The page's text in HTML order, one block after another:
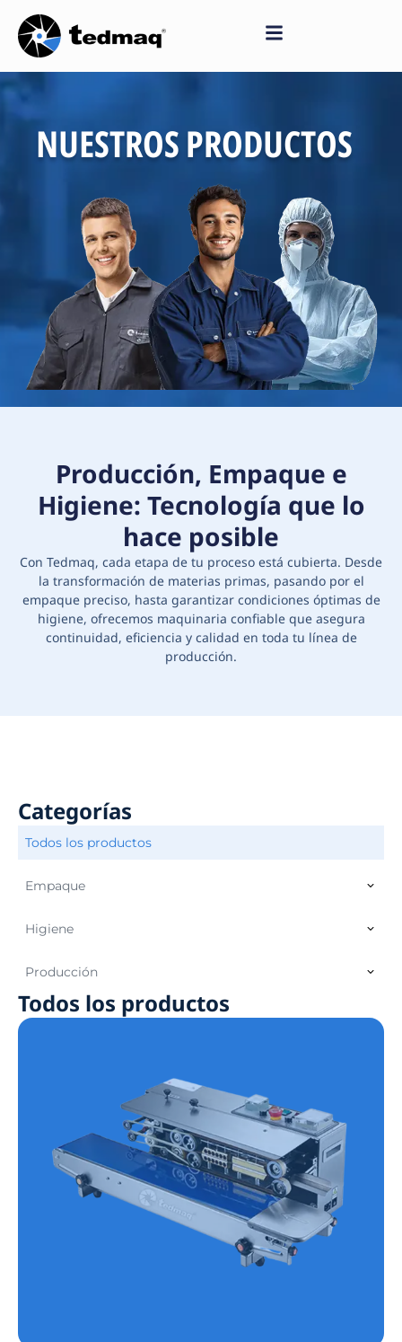
Saltar
al
contenido
NUESTROS PRODUCTOS
Producción, Empaque e
Higiene: Tecnología que lo
hace posible
Con Tedmaq, cada etapa de tu proceso está cubierta. Desde
la transformación de materias primas, pasando por el
empaque preciso, hasta garantizar condiciones óptimas de
higiene, ofrecemos maquinaria confiable que asegura
continuidad, eficiencia y calidad en toda tu línea de
producción.
Categorías
Empaque
Higiene
Producción
Todos los productos
Todos los productos